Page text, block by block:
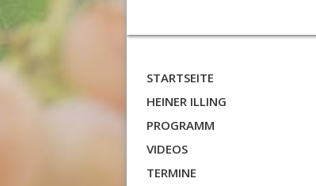
STARTSEITE
HEINER ILLING
PROGRAMM
VIDEOS
TERMINE